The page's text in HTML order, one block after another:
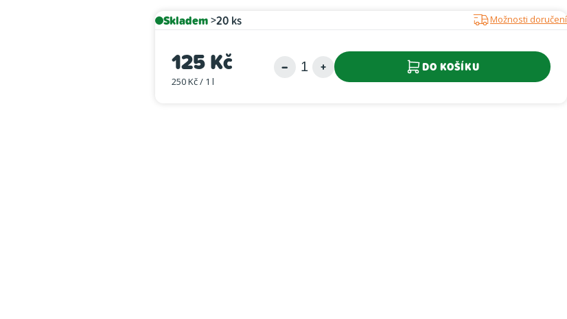
5Skladem>20 ks Možnosti doručení
125 Kč
Měrná cena:
250 Kč / 1 l
DO KOŠÍKU